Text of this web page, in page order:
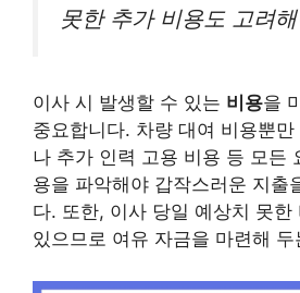
못한 추가 비용도 고려
이사 시 발생할 수 있는 비용을
중요합니다. 차량 대여 비용뿐
나 추가 인력 고용 비용 등 모든
용을 파악해야 갑작스러운 지출
다. 또한, 이사 당일 예상치 못한
있으므로 여유 자금을 마련해